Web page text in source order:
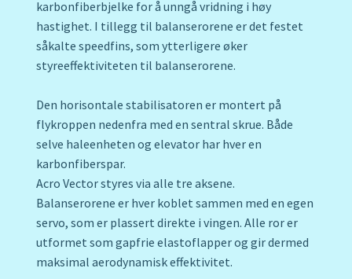
karbonfiberbjelke for å unngå vridning i høy
hastighet. I tillegg til balanserorene er det festet
såkalte speedfins, som ytterligere øker
styreeffektiviteten til balanserorene.
Den horisontale stabilisatoren er montert på
flykroppen nedenfra med en sentral skrue. Både
selve haleenheten og elevator har hver en
karbonfiberspar.
Acro Vector styres via alle tre aksene.
Balanserorene er hver koblet sammen med en egen
servo, som er plassert direkte i vingen. Alle ror er
utformet som gapfrie elastoflapper og gir dermed
maksimal aerodynamisk effektivitet.